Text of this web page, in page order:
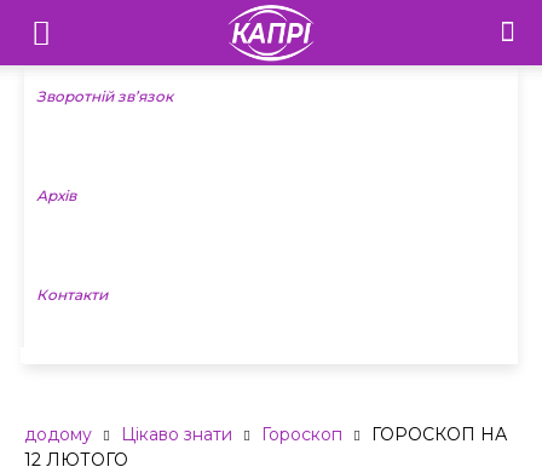
Телебачення
«Капрі»
Новини
Зворотній зв’язок
Архів
Контакти
додому Цікаво знати Гороскоп
ГОРОСКОП НА
12 ЛЮТОГО